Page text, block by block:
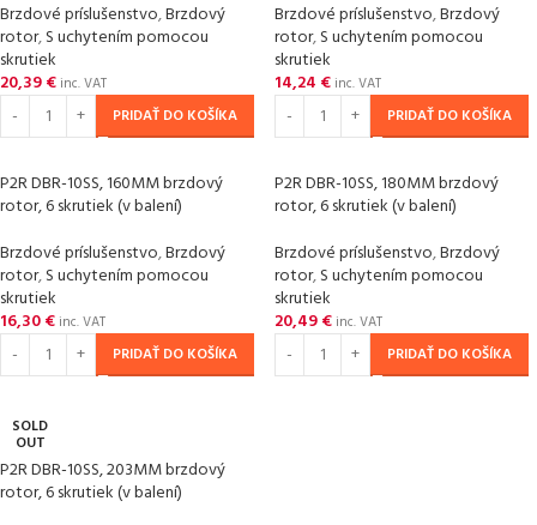
Brzdové príslušenstvo,Brzdový
rotor,S uchytením pomocou
skrutiek
20,39€ inc. VAT
PRIDAŤ DO KOŠÍKA
Brzdové príslušenstvo,Brzdový
rotor,S uchytením pomocou
skrutiek
14,24 € inc. VAT
PRIDAŤ DO KOŠÍKA
P2R DBR-10SS, 160MM brzdový
rotor, 6 skrutiek (v balení)
Brzdové príslušenstvo,Brzdový
rotor,S uchytením pomocou
skrutiek
16,30€ inc. VAT
PRIDAŤ DO KOŠÍKA
P2R DBR-10SS, 180MM brzdový
rotor, 6 skrutiek (v balení)
Brzdové príslušenstvo,Brzdový
rotor,S uchytením pomocou
skrutiek
20,49€ inc. VAT
PRIDAŤ DO KOŠÍKA
SOLD
OUT
P2R DBR-10SS, 203MM brzdový
rotor, 6 skrutiek (v balení)